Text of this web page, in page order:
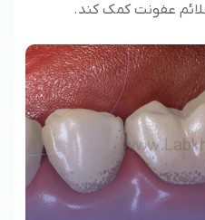
عفونت کمک کند.